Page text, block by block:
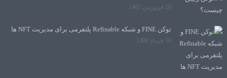
18 فروردین 1401
توکن FINE و شبکه Refinable پلتفرمی برای مدیریت NFT ها
18 خرداد 1400